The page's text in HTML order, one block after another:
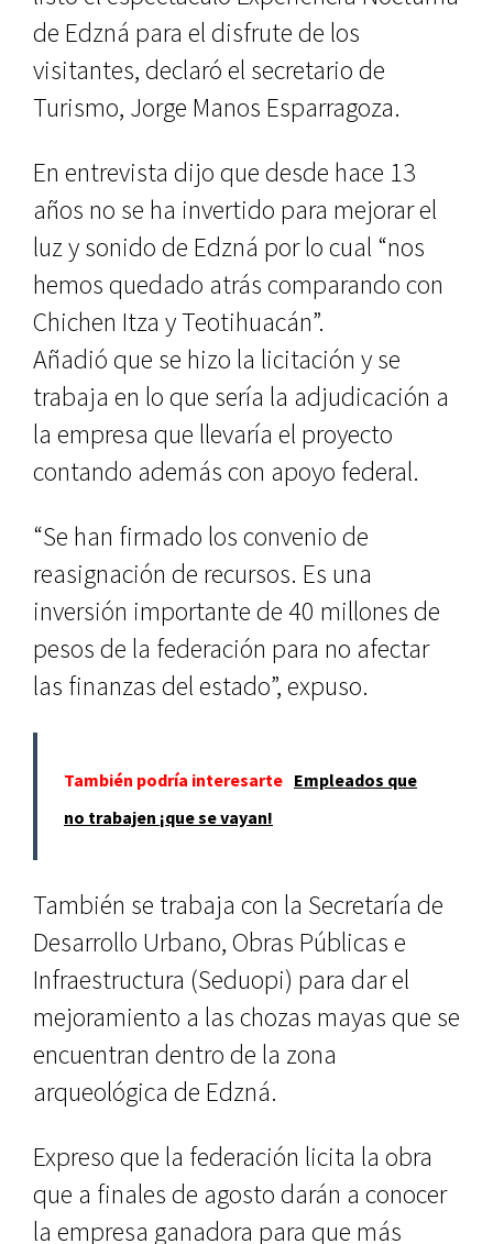
de Edzná para el disfrute de los
visitantes, declaró el secretario de
Turismo, Jorge Manos Esparragoza.
En entrevista dijo que desde hace 13
años no se ha invertido para mejorar el
luz y sonido de Edzná por lo cual “nos
hemos quedado atrás comparando con
Chichen Itza y Teotihuacán”.
Añadió que se hizo la licitación y se
trabaja en lo que sería la adjudicación a
la empresa que llevaría el proyecto
contando además con apoyo federal.
“Se han firmado los convenio de
reasignación de recursos. Es una
inversión importante de 40 millones de
pesos de la federación para no afectar
las finanzas del estado”, expuso.
También podría interesarte Empleados que
no trabajen ¡que se vayan!
También se trabaja con la Secretaría de
Desarrollo Urbano, Obras Públicas e
Infraestructura (Seduopi) para dar el
mejoramiento a las chozas mayas que se
encuentran dentro de la zona
arqueológica de Edzná.
Expreso que la federación licita la obra
que a finales de agosto darán a conocer
la empresa ganadora para que más